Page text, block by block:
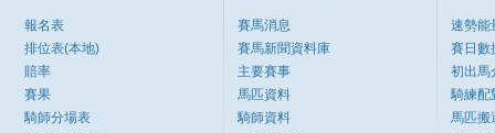
報名表
排位表(本地)
賠率
賽果
騎師分場表
賽馬消息
賽馬新聞資料庫
主要賽事
馬匹資料
騎師資料
速勢能
賽日數
初出馬
騎練配
馬匹搬